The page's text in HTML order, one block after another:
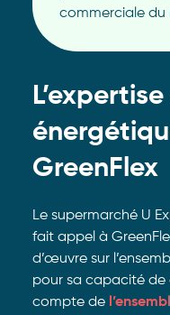
commerciale du
GreenFlex
Le supermarché U
fait appel à
d’œuvre sur
pour sa capacité de
compte de